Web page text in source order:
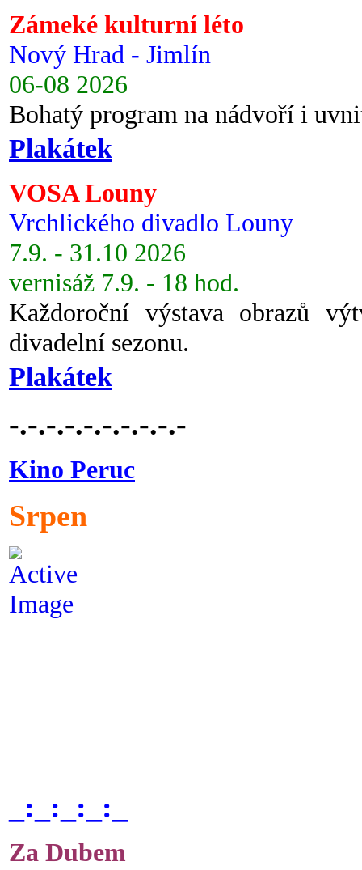
Zámeké kulturní léto
Nový Hrad - Jimlín
06-08 2026
Bohatý program na nádvoří i
Plakátek
VOSA Louny
Vrchlického divadlo Louny
7.9. - 31.10 2026
vernisáž 7.9. - 18 hod.
Každoroční výstava obrazů
divadelní sezonu.
Plakátek
-.-.-.-.-.-.-.-.-.-
Kino Peruc
Srpen
_:_:_:_:_
Za Dubem